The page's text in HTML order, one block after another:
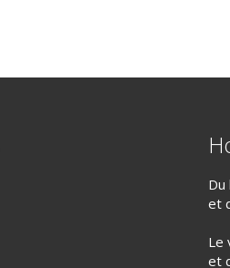
Du
et
Le
et